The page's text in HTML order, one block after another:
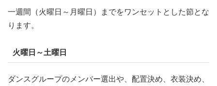
一週間（火曜日～月曜日）までをワンセットとした節とな
ります。
火曜日～土曜日
ダンスグループのメンバー選出や、配置決め、衣装決め、